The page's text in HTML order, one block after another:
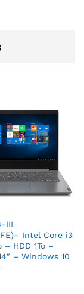
IIL
Intel Core i3
– HDD 1To –
– Windows 10